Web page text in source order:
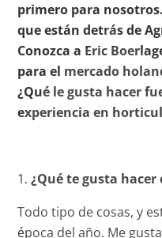
primero para
que están detrás de
Conozca a Eric
para el mercado
¿Qué le gusta hacer
experiencia en
1.¿Qué te gusta
Todo tipo de cosas, y
época del año. Me